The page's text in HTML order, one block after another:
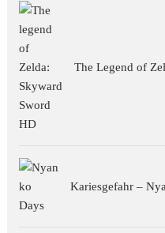
The Legend of
Kariesgefahr –